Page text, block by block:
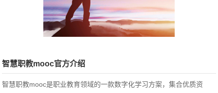
智慧职教mooc官方介绍
智慧职教mooc是职业教育领域的一款数字化学习方案，集合优质资